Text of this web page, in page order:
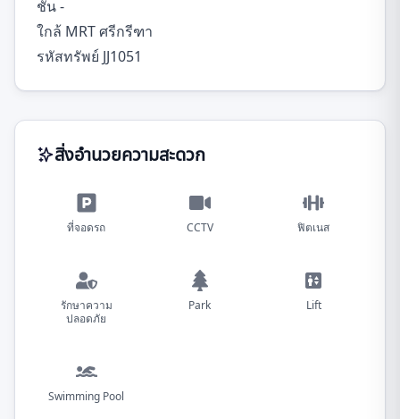
ชั้น -
ใกล้ MRT ศรีกรีฑา
รหัสทรัพย์ JJ1051
สิ่งอำนวยความสะดวก
ที่จอดรถ CCTV ฟิตเนส
รักษาความ
ปลอดภัย
Park Lift
Swimming Pool